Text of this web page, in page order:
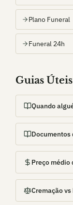
Plano Funeral
Funeral 24h
Guias Úteis
Quando
Documentos
Preço médio
Cremação